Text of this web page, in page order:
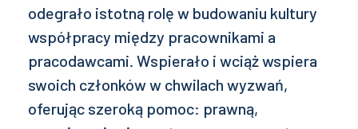
odegrało istotną rolę w budowaniu kultury
współpracy między pracownikami a
pracodawcami. Wspierało i wciąż wspiera
swoich członków w chwilach wyzwań,
oferując szeroką pomoc: prawną,